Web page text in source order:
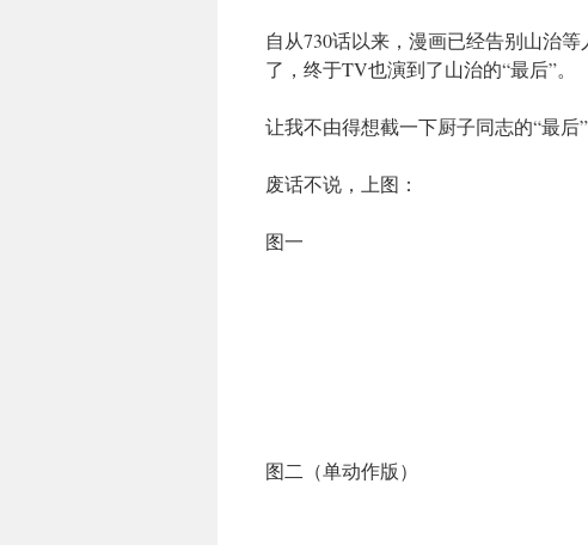
自从730话以来，漫画已经告别山治
了，终于TV也演到了山治的“最后”。
让我不由得想截一下厨子同志的“最后”
废话不说，上图：
图一
图二（单动作版）